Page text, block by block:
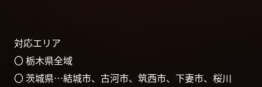
対応エリア
〇 栃木県全域
〇 茨城県…結城市、古河市、筑西市、下妻市、桜川